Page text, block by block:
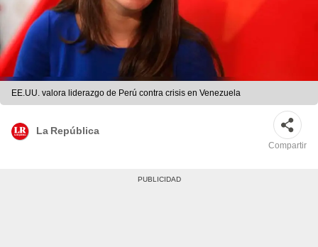
EE.UU. valora liderazgo de Perú contra crisis en Venezuela
La República
Compartir